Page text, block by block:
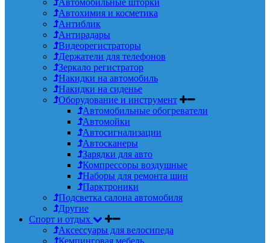
Автохимия и косметика
Антиблик
Антирадары
Видеорегистраторы
Держатели для телефонов
Зеркало регистратор
Накидки на автомобиль
Накидки на сиденье
Оборудование и инструмент
Автомобильные обогреватели
Автомойки
Автосигнализации
Автосканеры
Зарядки для авто
Компрессоры воздушные
Наборы для ремонта шин
Парктроники
Подсветка салона автомобиля
Другие
Спорт и отдых
Аксессуары для велосипеда
Кемпинговая мебель